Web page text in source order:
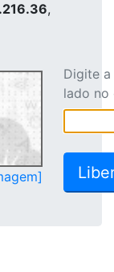
,
Digite
lado no